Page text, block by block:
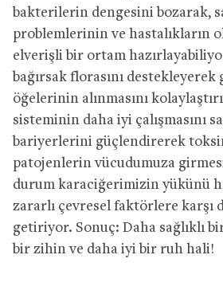
bakterilerin dengesini bozarak,
problemlerinin ve hastalıkların
elverişli bir ortam
bağırsak florasını
öğelerinin alınmasını
sisteminin daha iyi çalışmasını
bariyerlerini güçlendirerek
patojenlerin vücudumuza
durum karaciğerimizin yükünü
zararlı çevresel faktörlere karşı
getiriyor. Sonuç: Daha sağlıklı
bir zihin ve daha iyi bir ruh hali!